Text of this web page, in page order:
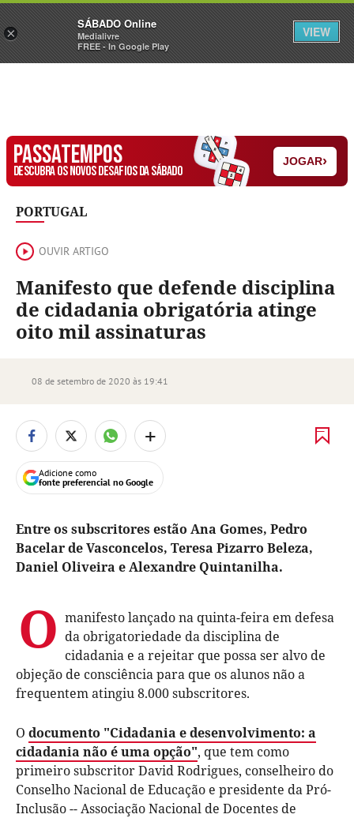
Sábado Assine Iniciar Sessão
PASSATEMPOS
DESCUBRA OS NOVOS DESAFIOS DA SÁBADO
JOGAR›
PORTUGAL
OUVIR ARTIGO
Manifesto que defende disciplina
de cidadania obrigatória atinge
oito mil assinaturas
08 de setembro de 2020 às 19:41
+
Adicione como
fonte preferencial no Google
Entre os subscritores estão Ana Gomes, Pedro
Bacelar de Vasconcelos, Teresa Pizarro Beleza,
Daniel Oliveira e Alexandre Quintanilha.
O manifesto lançado na quinta-feira em defesa
da obrigatoriedade da disciplina de
cidadania e a rejeitar que possa ser alvo de
objeção de consciência para que os alunos não a
frequentem atingiu 8.000 subscritores.
O documento "Cidadania e desenvolvimento: a
cidadania não é uma opção", que tem como
primeiro subscritor David Rodrigues, conselheiro do
Conselho Nacional de Educação e presidente da Pró-
Inclusão -- Associação Nacional de Docentes de
×
SÁBADO Online
Medialivre
FREE - In Google Play
VIEW